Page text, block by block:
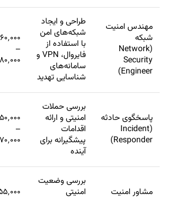
مهندس امنیت
شبکه
(Network
Security
Engineer)
طراحی و ایجاد
شبکه‌های امن
با استفاده از
فایروال، VPN و
سامانه‌های
شناسایی تهدید
۶۰٬۰۰۰
–
۸۰٬۰۰۰
پاسخگوی حادثه
(Incident
Responder)
بررسی حملات
امنیتی و ارائه
اقدامات
پیشگیرانه برای
آینده
۵۰٬۰۰۰
–
۷۰٬۰۰۰
مشاور امنیت
بررسی وضعیت
امنیتی